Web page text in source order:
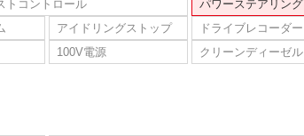
トコントロール
パワーステアリング
アイドリングストップ
ドライブレコーダー
100V電源
クリーンディーゼル